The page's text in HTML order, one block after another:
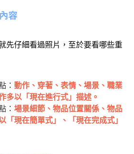
容
先仔細看過照片，至於要看哪些重
： 動作、穿著、表情、場景、職業
多以「現在進行式」描述。
： 場景細節、物品位置關係、物品
「現在簡單式」、「現在完成式」